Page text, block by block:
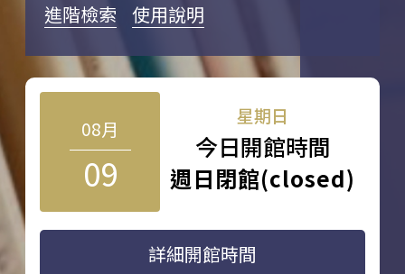
進階檢索 使用說明
08月
09
星期日
今日開館時間
週日閉館(closed)
詳細開館時間